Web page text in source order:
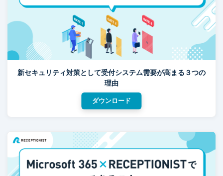
新セキュリティ対策として受付システム需要が高まる３つの
理由
ダウンロード